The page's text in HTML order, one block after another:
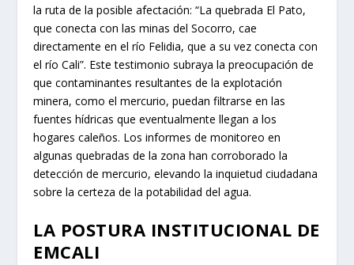
la ruta de la posible afectación: “La quebrada El Pato,
que conecta con las minas del Socorro, cae
directamente en el río Felidia, que a su vez conecta con
el río Cali”. Este testimonio subraya la preocupación de
que contaminantes resultantes de la explotación
minera, como el mercurio, puedan filtrarse en las
fuentes hídricas que eventualmente llegan a los
hogares caleños. Los informes de monitoreo en
algunas quebradas de la zona han corroborado la
detección de mercurio, elevando la inquietud ciudadana
sobre la certeza de la potabilidad del agua.
LA POSTURA INSTITUCIONAL DE
EMCALI